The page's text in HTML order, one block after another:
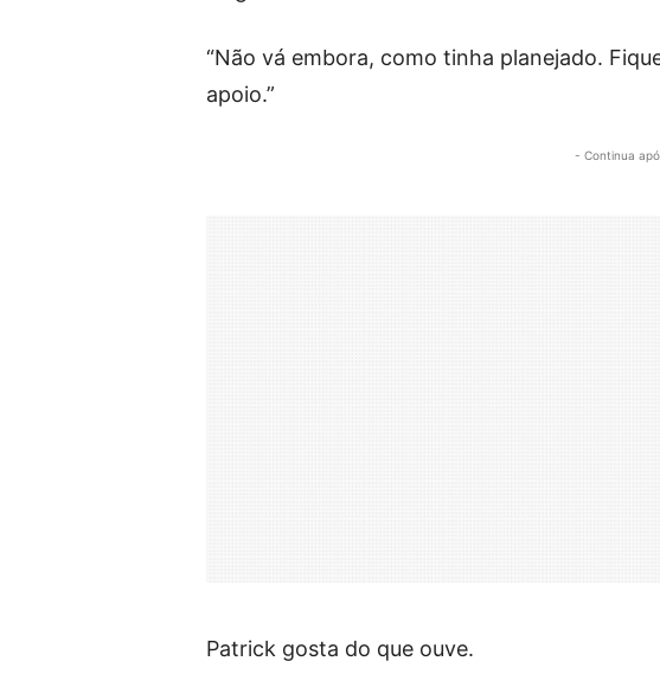
“Não vá embora, como tinha planejado.
apoio.”
- Continua
Patrick gosta do que ouve.